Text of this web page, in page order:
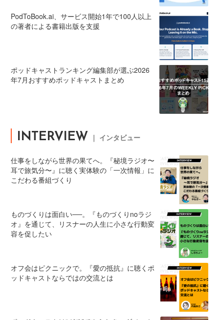
PodToBook.ai、サービス開始1年で100人以上
の著者による書籍出版を支援
ポッドキャストランキング編集部が選ぶ2026
年7月おすすめポッドキャストまとめ
INTERVIEW ｜ インタビュー
仕事をしながら世界の果てへ。『秘境ラジオ〜
耳で旅気分〜』に聴く実体験の「一次情報」に
こだわる番組づくり
ものづくりは面白い──。『ものづくりnoラジ
オ』を通じて、リスナーの人生に小さな行動変
容を促したい
オフ会はピクニックで。『愛の抵抗』に聴くポ
ッドキャストならではの交流とは